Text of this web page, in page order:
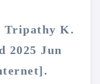
Tripathy K.
2025 Jun